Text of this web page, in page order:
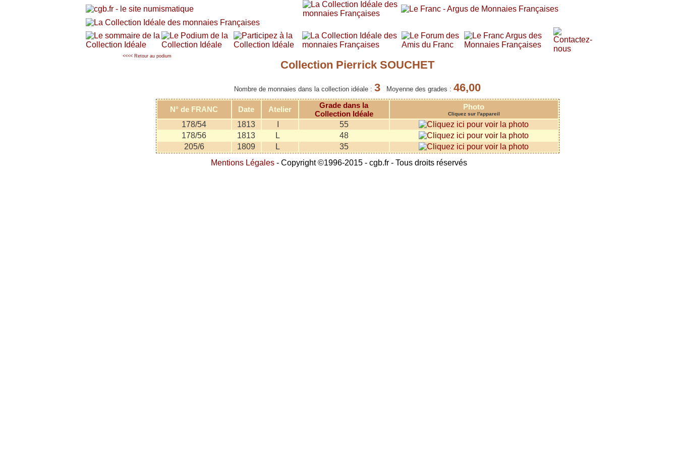
<<<< Retour au podium
Collection Pierrick SOUCHET
Nombre de monnaies dans la collection idéale : 3 Moyenne des grades : 46,00
N° de FRANC Date Atelier
Grade dans la
Collection Idéale
Photo
Cliquez sur l'appareil
178/54 1813
55
178/56
1813 L
48
205/6
1809 L
35
Mentions Légales - Copyright ©1996-2015 - cgb.fr - Tous droits réservés